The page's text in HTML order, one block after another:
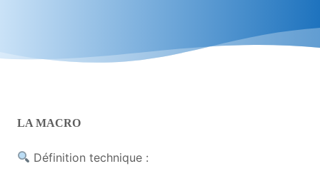
LA MACRO
Définition technique :